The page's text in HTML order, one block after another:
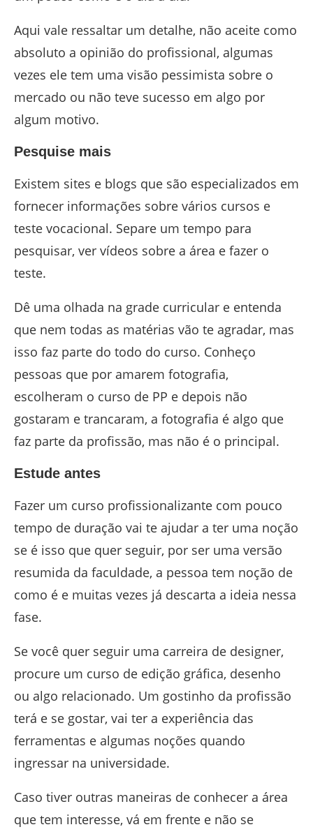
Aqui vale ressaltar um detalhe, não aceite como
absoluto a opinião do profissional, algumas
vezes ele tem uma visão pessimista sobre o
mercado ou não teve sucesso em algo por
algum motivo.
Pesquise mais
Existem sites e blogs que são especializados em
fornecer informações sobre vários cursos e
teste vocacional. Separe um tempo para
pesquisar, ver vídeos sobre a área e fazer o
teste.
Dê uma olhada na grade curricular e entenda
que nem todas as matérias vão te agradar, mas
isso faz parte do todo do curso. Conheço
pessoas que por amarem fotografia,
escolheram o curso de PP e depois não
gostaram e trancaram, a fotografia é algo que
faz parte da profissão, mas não é o principal.
Estude antes
Fazer um curso profissionalizante com pouco
tempo de duração vai te ajudar a ter uma noção
se é isso que quer seguir, por ser uma versão
resumida da faculdade, a pessoa tem noção de
como é e muitas vezes já descarta a ideia nessa
fase.
Se você quer seguir uma carreira de designer,
procure um curso de edição gráfica, desenho
ou algo relacionado. Um gostinho da profissão
terá e se gostar, vai ter a experiência das
ferramentas e algumas noções quando
ingressar na universidade.
Caso tiver outras maneiras de conhecer a área
que tem interesse, vá em frente e não se